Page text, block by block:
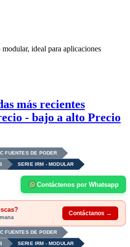
ideal para aplicaciones
más recientes
- bajo a alto Precio
FUENTES DE PODER
SERIE IRM - MODULAR
Contáctenos por Whatsapp
Contáctanos →
FUENTES DE PODER
SERIE IRM - MODULAR